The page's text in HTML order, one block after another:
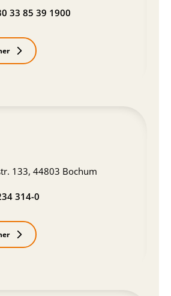
33 85 39 1900
133, 44803 Bochum
314-0